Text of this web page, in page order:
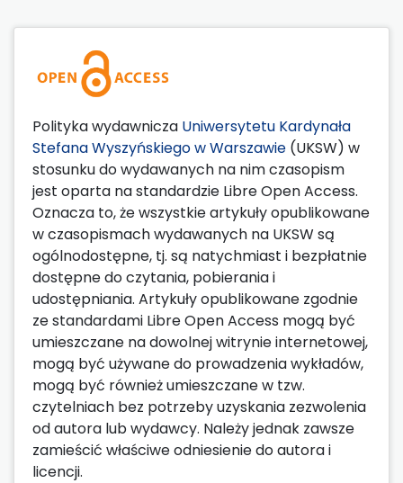
Polityka wydawnicza Uniwersytetu Kardynała
Stefana Wyszyńskiego w Warszawie (UKSW) w
stosunku do wydawanych na nim czasopism
jest oparta na standardzie Libre Open Access.
Oznacza to, że wszystkie artykuły opublikowane
w czasopismach wydawanych na UKSW są
ogólnodostępne, tj. są natychmiast i bezpłatnie
dostępne do czytania, pobierania i
udostępniania. Artykuły opublikowane zgodnie
ze standardami Libre Open Access mogą być
umieszczane na dowolnej witrynie internetowej,
mogą być używane do prowadzenia wykładów,
mogą być również umieszczane w tzw.
czytelniach bez potrzeby uzyskania zezwolenia
od autora lub wydawcy. Należy jednak zawsze
zamieścić właściwe odniesienie do autora i
licencji.